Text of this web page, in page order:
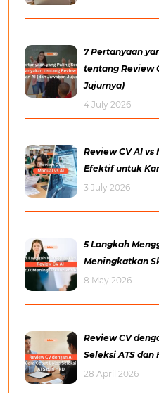
7 Pertanyaan
tentang Review
Jujurnya)
4 July 2026
Review CV AI vs
Efektif untuk
3 July 2026
5 Langkah
Meningkatkan
8 May 2026
Review CV
Seleksi ATS dan
28 April 2026